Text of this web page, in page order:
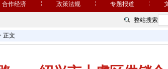
合作经济 政策法规 专题报道
整站搜索
正文